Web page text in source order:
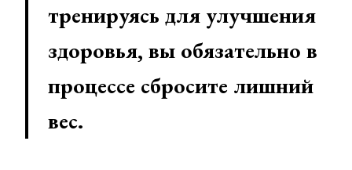
тренируясь для улучшения
здоровья, вы обязательно в
процессе сбросите лишний
вес.